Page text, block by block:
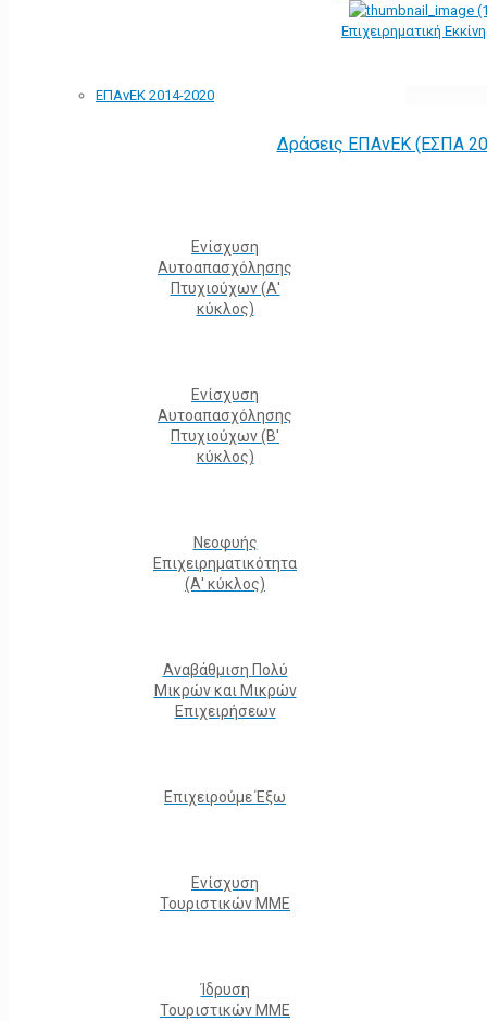
Επιχειρηματική
ΕΠΑνΕΚ 2014-2020
Δράσεις ΕΠΑνΕΚ (ΕΣΠΑ
Ενίσχυση
Αυτοαπασχόλησης
Πτυχιούχων (Α'
κύκλος)
Ενίσχυση
Αυτοαπασχόλησης
Πτυχιούχων (Β'
κύκλος)
Νεοφυής
Επιχειρηματικότητα
(Α' κύκλος)
Αναβάθμιση Πολύ
Μικρών και Μικρών
Επιχειρήσεων
Επιχειρούμε Έξω
Ενίσχυση
Τουριστικών ΜΜΕ
Ίδρυση
Τουριστικών ΜΜΕ